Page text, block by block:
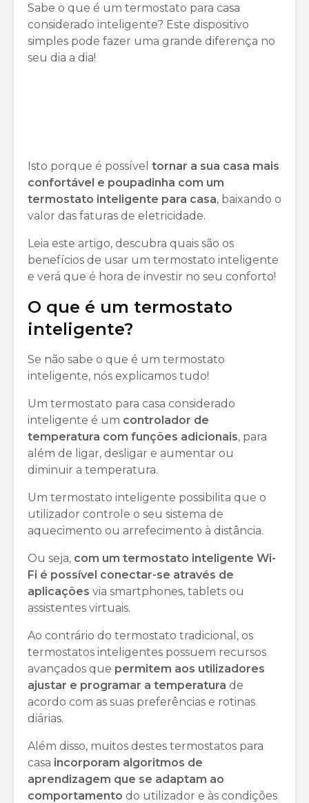
Sabe o que é um termostato para casa
considerado inteligente? Este dispositivo
simples pode fazer uma grande diferença no
seu dia a dia!
Isto porque é possível tornar a sua casa mais
confortável e poupadinha com um
termostato inteligente para casa, baixando o
valor das faturas de eletricidade.
Leia este artigo, descubra quais são os
benefícios de usar um termostato inteligente
e verá que é hora de investir no seu conforto!
O que é um termostato
inteligente?
Se não sabe o que é um termostato
inteligente, nós explicamos tudo!
Um termostato para casa considerado
inteligente é um controlador de
temperatura com funções adicionais, para
além de ligar, desligar e aumentar ou
diminuir a temperatura.
Um termostato inteligente possibilita que o
utilizador controle o seu sistema de
aquecimento ou arrefecimento à distância.
Ou seja, com um termostato inteligente Wi-
Fi é possível conectar-se através de
aplicações via smartphones, tablets ou
assistentes virtuais.
Ao contrário do termostato tradicional, os
termostatos inteligentes possuem recursos
avançados que permitem aos utilizadores
ajustar e programar a temperatura de
acordo com as suas preferências e rotinas
diárias.
Além disso, muitos destes termostatos para
casa incorporam algoritmos de
aprendizagem que se adaptam ao
comportamento do utilizador e às condições